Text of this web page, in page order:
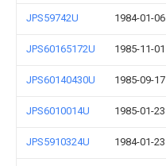
JPS59742U 1984-01-06
JPS60165172U 1985-11-01
JPS60140430U 1985-09-17
JPS6010014U 1985-01-23
JPS5910324U 1984-01-23